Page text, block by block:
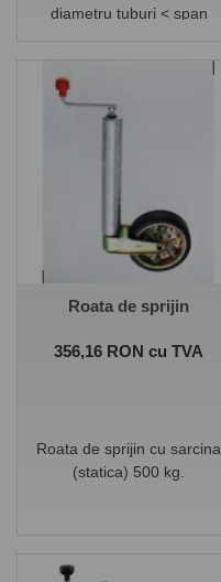
diametru tuburi < span
serif;">48 mm, dimensiunea
roții 200x50 mm
Roata de sprijin
Pret
356,16 RON cu TVA
Roata de sprijin cu sarcina
(statica) 500 kg.